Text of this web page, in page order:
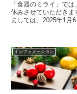
「食器のミライ」で
休みさせていただきま
ましては、2025年1月
インフォメーション